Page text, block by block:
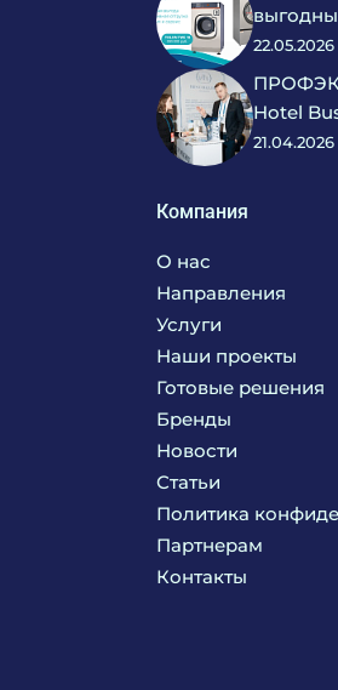
22.05.2026
Hotel
21.04.2026
Компания
О нас
Направления
Кухня
Прачечная
Текстиль
Химия
Мебель
Комплексное
Услуги
Поставка
Сервисное
Консалтинг
Технологическое
Продажа
Монтажные и
Наши проекты
Готовые решения
Бренды
Новости
Статьи
Политика
Партнерам
Контакты